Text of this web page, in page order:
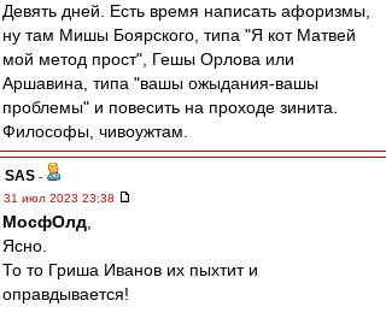
Девять дней. Есть время написать афоризмы,
ну там Мишы Боярского, типа "Я кот Матвей
мой метод прост", Гешы Орлова или
Аршавина, типа "вашы ожыдания-вашы
проблемы" и повесить на проходе зинита.
Философы, чивоужтам.
SAS -
31 июл 2023 23:38
МосфОлд
Ясно.
То то Гриша Иванов их пыхтит и
оправдывается!